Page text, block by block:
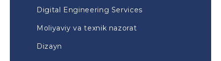
Digital Engineering Services
Moliyaviy va texnik nazorat
Dizayn